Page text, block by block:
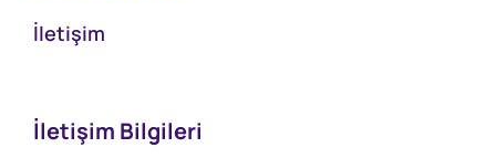
İletişim
İletişim Bilgileri